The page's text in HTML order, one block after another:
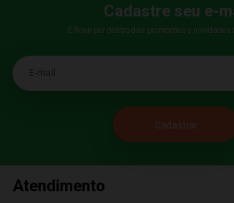
Cadastre seu e-
E fique por dentro das promoções e
E-mail
Atendimento